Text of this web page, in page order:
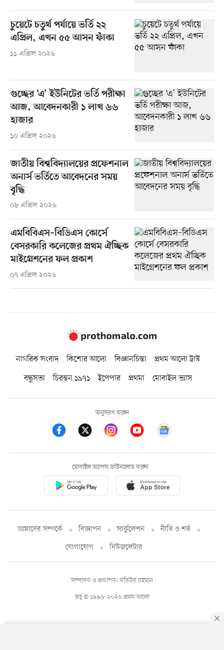
চুয়েটে চতুর্থ পর্যায়ে ভর্তি ২২
এপ্রিল, এখন ৫৫ আসন ফাঁকা
১১ এপ্রিল ২০২৬
গুচ্ছের ‘এ’ ইউনিটের ভর্তি পরীক্ষা
আজ, আবেদনকারী ১ লাখ ৬৬
হাজার
১০ এপ্রিল ২০২৬
জাতীয় বিশ্ববিদ্যালয়ের প্রফেশনাল
অনার্স ভর্তিতে আবেদনের সময়
বৃদ্ধি
০৮ এপ্রিল ২০২৬
এমবিবিএস–বিডিএস কোর্সে
বেসরকারি কলেজের প্রথম ঐচ্ছিক
মাইগ্রেশনের ফল প্রকাশ
০৭ এপ্রিল ২০২৬
নাগরিক সংবাদ কিশোর আলো বিজ্ঞানচিন্তা
প্রথম আলো ট্রাস্ট
বন্ধুসভা
চিরন্তন ১৯৭১ ইপেপার প্রথমা মোবাইল ভ্যাস
অনুসরণ করুন
মোবাইল অ্যাপস ডাউনলোড করুন
আমাদের সম্পর্কে বিজ্ঞাপন সার্কুলেশন
নীতি ও শর্ত
যোগাযোগ
নিউজলেটার
স্বত্ব © ১৯৯৮-২০২৬ প্রথম আলো
সম্পাদক ও প্রকাশক: মতিউর রহমান